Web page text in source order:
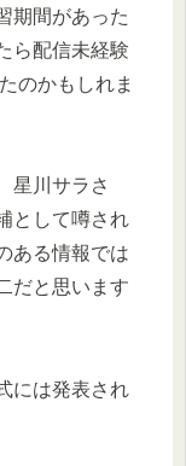
期間があった
ら配信未経験
のかもしれま
星川サラさ
として噂され
ある情報では
だと思います
には発表され